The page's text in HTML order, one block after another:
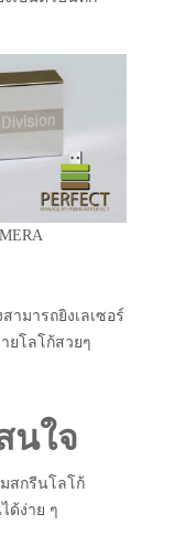
ามารถยิงเลเซอร์
ยโลโก้สวยๆ
นใจ
สกรีนโลโก้
ด้ง่าย ๆ